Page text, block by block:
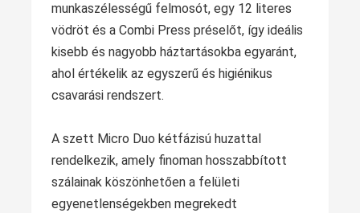
munkaszélességű felmosót, egy 12 literes
vödröt és a Combi Press préselőt, így ideális
kisebb és nagyobb háztartásokba egyaránt,
ahol értékelik az egyszerű és higiénikus
csavarási rendszert.
A szett Micro Duo kétfázisú huzattal
rendelkezik, amely finoman hosszabbított
szálainak köszönhetően a felületi
egyenetlenségekben megrekedt